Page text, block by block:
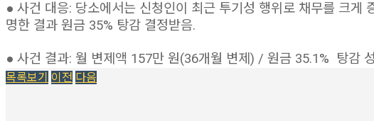
● 사건 대응: 당소에서는 신청인이 최근 투기성 행위로 채무를 크
명한 결과 원금 35% 탕감 결정받음.
● 사건 결과: 월 변제액 157만 원(36개월 변제) / 원금 35.1% 탕감
목록보기 이전 다음